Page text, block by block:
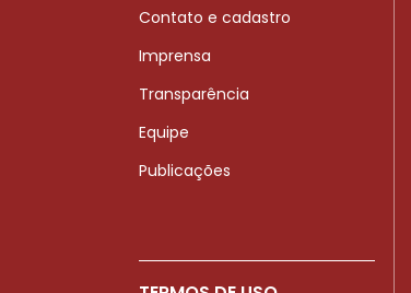
Contato e cadastro
Imprensa
Transparência
Equipe
Publicações